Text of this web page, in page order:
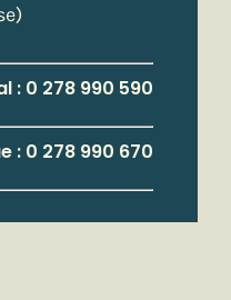
: 0 278 990 590
: 0 278 990 670